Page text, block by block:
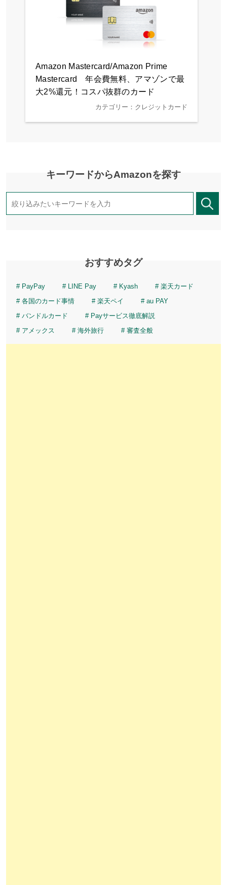
Amazon Mastercard/Amazon Prime
Mastercard 年会費無料、アマゾンで最
大2%還元！コスパ抜群のカード
カテゴリー：クレジットカード
キーワードからAmazonを探す
おすすめタグ
PayPay LINE Pay Kyash
楽天カード
各国のカード事情
楽天ペイ
au PAY
バンドルカード
Payサービス徹底解説
アメックス
海外旅行 審査全般